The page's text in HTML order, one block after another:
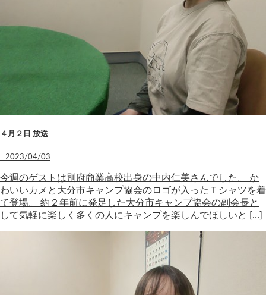
４月２日 放送
2023/04/03
今週のゲストは別府商業高校出身の中内仁美さんでした。 か
わいいカメと大分市キャンプ協会のロゴが入ったＴシャツを着
て登場。 約２年前に発足した大分市キャンプ協会の副会長と
して気軽に楽しく多くの人にキャンプを楽しんでほしいと […]